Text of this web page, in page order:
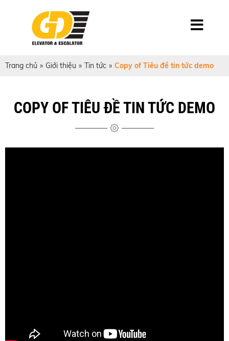
Trang chủ » Giới thiệu » Tin tức » Copy of Tiêu đề tin tức demo
COPY OF TIÊU ĐỀ TIN TỨC DEMO